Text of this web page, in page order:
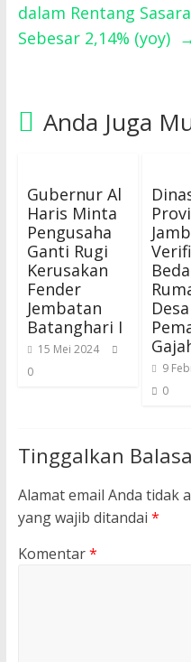
dalam Rentang
Sebesar 2,14% (yoy)
Anda Juga
Gubernur Al
Haris Minta
Pengusaha
Ganti Rugi
Kerusakan
Fender
Jembatan
Batanghari I
15 Mei 2024
0
Desa
9
0
Tinggalkan
Alamat email Anda tidak
yang wajib ditandai *
Komentar*